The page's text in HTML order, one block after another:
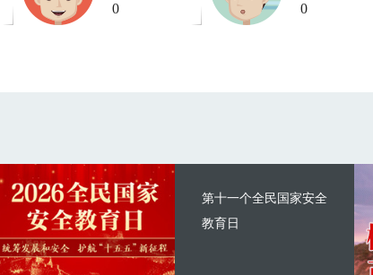
0 0
第十一个全民国家安全
教育日